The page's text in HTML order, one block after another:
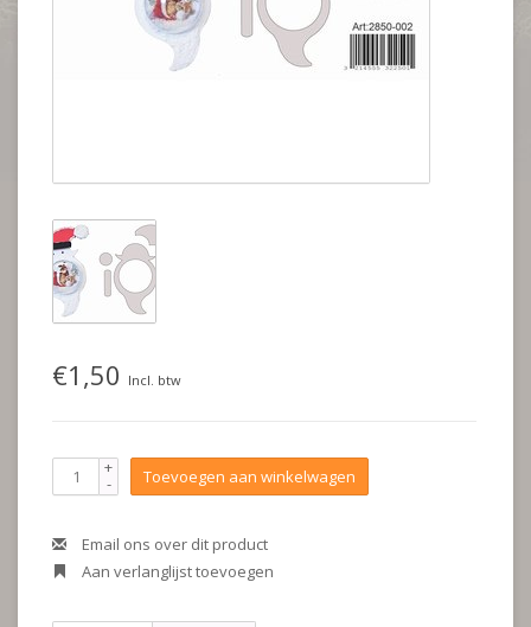
€1,50 Incl. btw
+
- Toevoegen aan winkelwagen
Email ons over dit product
Aan verlanglijst toevoegen